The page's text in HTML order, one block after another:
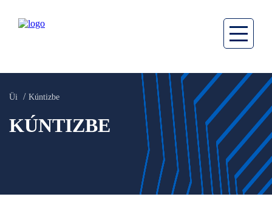
Üi Kúntizbe
KÚNTIZBE